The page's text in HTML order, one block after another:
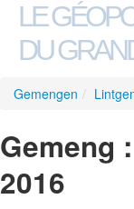
LE
DU
Gemengen /
Gemeng
2016